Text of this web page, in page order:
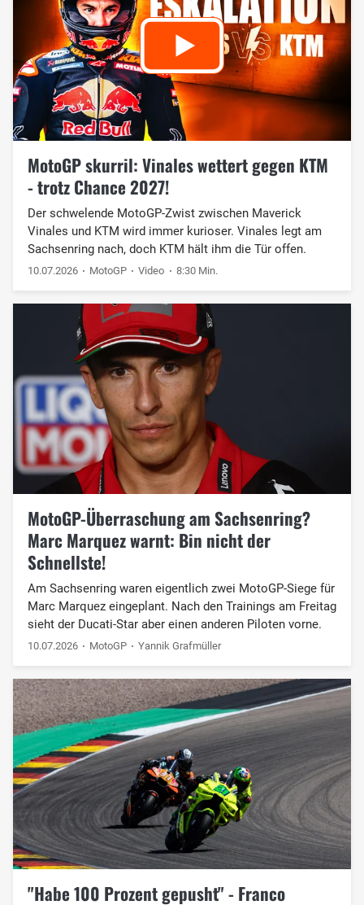
MotoGP skurril: Vinales wettert gegen KTM
- trotz Chance 2027!
Der schwelende MotoGP-Zwist zwischen Maverick
Vinales und KTM wird immer kurioser. Vinales legt am
Sachsenring nach, doch KTM hält ihm die Tür offen.
10.07.2026 MotoGP Video 8:30 Min.
MotoGP-Überraschung am Sachsenring?
Marc Marquez warnt: Bin nicht der
Schnellste!
Am Sachsenring waren eigentlich zwei MotoGP-Siege für
Marc Marquez eingeplant. Nach den Trainings am Freitag
sieht der Ducati-Star aber einen anderen Piloten vorne.
10.07.2026 MotoGP Yannik Grafmüller
"Habe 100 Prozent gepusht" - Franco